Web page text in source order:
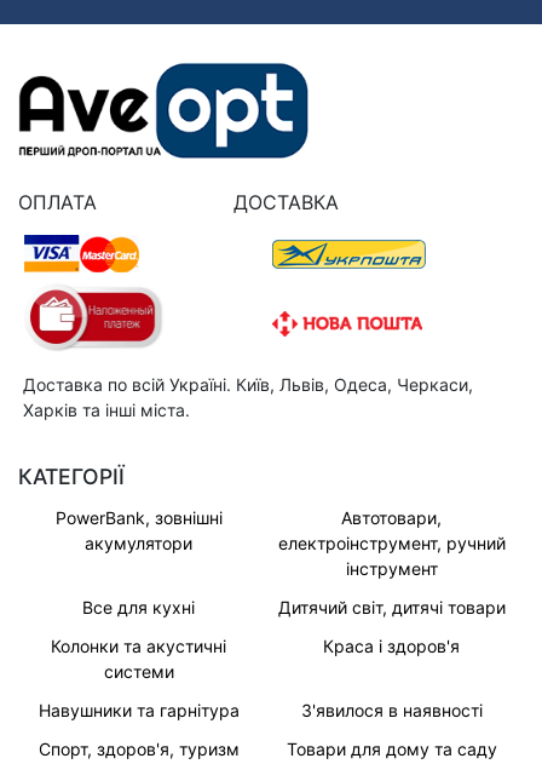
ОПЛАТА ДОСТАВКА
Доставка по всій Україні. Київ, Львів, Одеса, Черкаси,
Харків та інші міста.
КАТЕГОРІЇ
PowerBank, зовнішні
акумулятори
Автотовари,
електроінструмент, ручний
інструмент
Все для кухні
Дитячий світ, дитячі товари
Колонки та акустичні
системи
Краса і здоров'я
Навушники та гарнітура
З'явилося в наявності
Спорт, здоров'я, туризм
Товари для дому та саду